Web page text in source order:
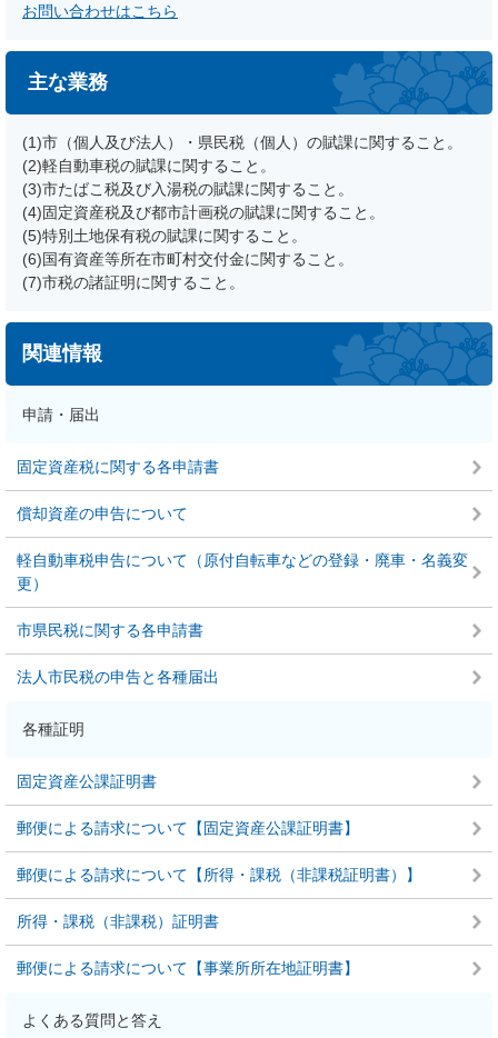
お問い合わせはこちら
主な業務
(1)市（個人及び法人）・県民税（個人）の賦課に関すること。
(2)軽自動車税の賦課に関すること。
(3)市たばこ税及び入湯税の賦課に関すること。
(4)固定資産税及び都市計画税の賦課に関すること。
(5)特別土地保有税の賦課に関すること。
(6)国有資産等所在市町村交付金に関すること。
(7)市税の諸証明に関すること。
関連情報
申請・届出
固定資産税に関する各申請書
償却資産の申告について
軽自動車税申告について（原付自転車などの登録・廃車・名義変
更）
市県民税に関する各申請書
法人市民税の申告と各種届出
各種証明
固定資産公課証明書
郵便による請求について【固定資産公課証明書】
郵便による請求について【所得・課税（非課税証明書）】
所得・課税（非課税）証明書
郵便による請求について【事業所所在地証明書】
よくある質問と答え